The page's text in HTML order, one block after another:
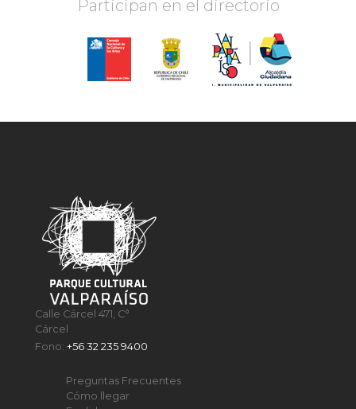
Participan en el directorio
Calle Cárcel 471, C°
Cárcel
Fono:+56 32 235 9400
Preguntas Frecuentes
Cómo llegar